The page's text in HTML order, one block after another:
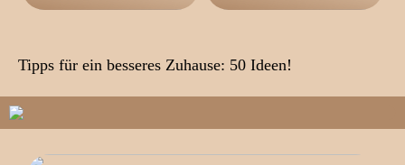
Tipps für ein besseres Zuhause: 50 Ideen!